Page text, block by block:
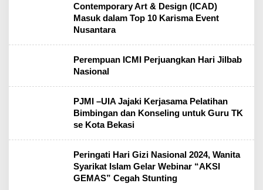
Contemporary Art & Design (ICAD)
Masuk dalam Top 10 Karisma Event
Nusantara
Perempuan ICMI Perjuangkan Hari Jilbab
Nasional
PJMI –UIA Jajaki Kerjasama Pelatihan
Bimbingan dan Konseling untuk Guru TK
se Kota Bekasi
Peringati Hari Gizi Nasional 2024, Wanita
Syarikat Islam Gelar Webinar “AKSI
GEMAS” Cegah Stunting